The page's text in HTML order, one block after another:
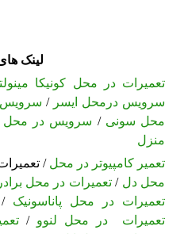
لینک
تعمیرات در محل کونیکا
سرویس درمحل ایسر /
محل سونی / سرویس در محل
منزل
تعمیر کامپیوتر در محل /
محل دل /تعمیرات در محل برادر
تعمیرات در محل پاناسونیک
تعمیرات در محل لنوو /